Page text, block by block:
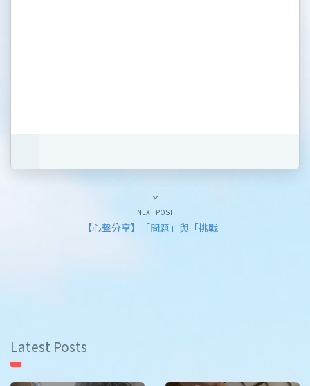
NEXT POST
【心聲分享】「問題」與「挑戰」
Latest Posts